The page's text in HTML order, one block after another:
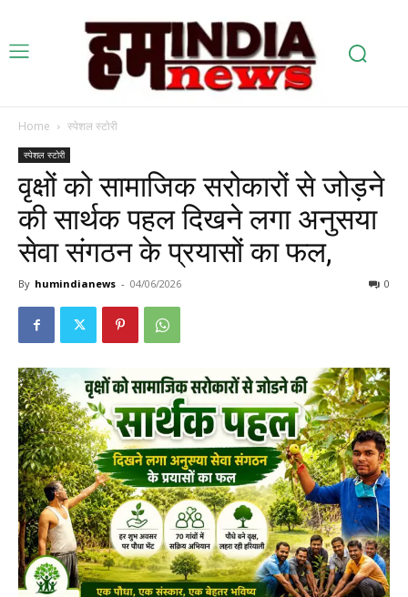
Home स्पेशल स्टोरी
स्पेशल स्टोरी
वृक्षों को सामाजिक सरोकारों से जोड़ने
की सार्थक पहल दिखने लगा अनुसया
सेवा संगठन के प्रयासों का फल,
By humindianews - 04/06/2026 0